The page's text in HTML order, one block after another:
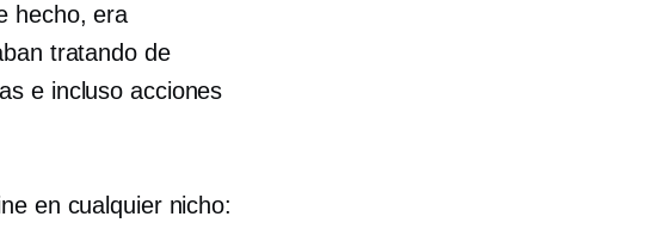
hecho, era
tratando de
e incluso acciones
en cualquier nicho: